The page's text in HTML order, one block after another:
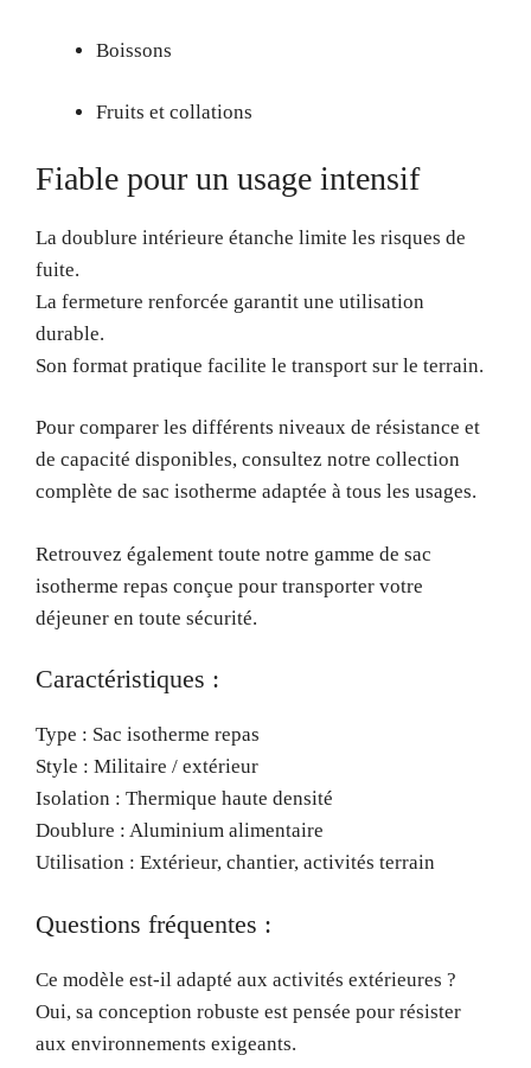
Boissons
Fruits et collations
Fiable pour un usage intensif
La doublure intérieure étanche limite les risques de
fuite.
La fermeture renforcée garantit une utilisation
durable.
Son format pratique facilite le transport sur le terrain.
Pour comparer les différents niveaux de résistance et
de capacité disponibles, consultez notre collection
complète de sac isotherme adaptée à tous les usages.
Retrouvez également toute notre gamme de sac
isotherme repas conçue pour transporter votre
déjeuner en toute sécurité.
Caractéristiques :
Type : Sac isotherme repas
Style : Militaire / extérieur
Isolation : Thermique haute densité
Doublure : Aluminium alimentaire
Utilisation : Extérieur, chantier, activités terrain
Questions fréquentes :
Ce modèle est-il adapté aux activités extérieures ?
Oui, sa conception robuste est pensée pour résister
aux environnements exigeants.